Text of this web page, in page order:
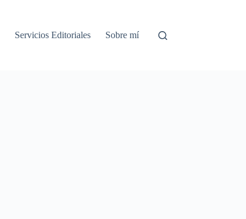
Servicios Editoriales Sobre mí